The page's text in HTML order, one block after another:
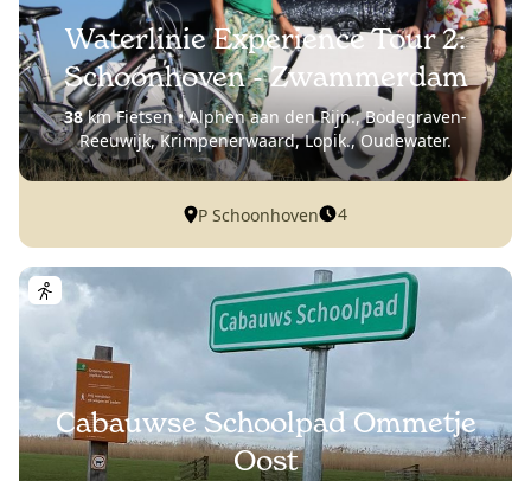
Waterlinie Experience Tour 2:
Schoonhoven - Zwammerdam
38km Fietsen • Alphen aan den Rijn., Bodegraven-
Reeuwijk, Krimpenerwaard, Lopik., Oudewater.
P Schoonhoven 4
Cabauwse Schoolpad Ommetje
Oost